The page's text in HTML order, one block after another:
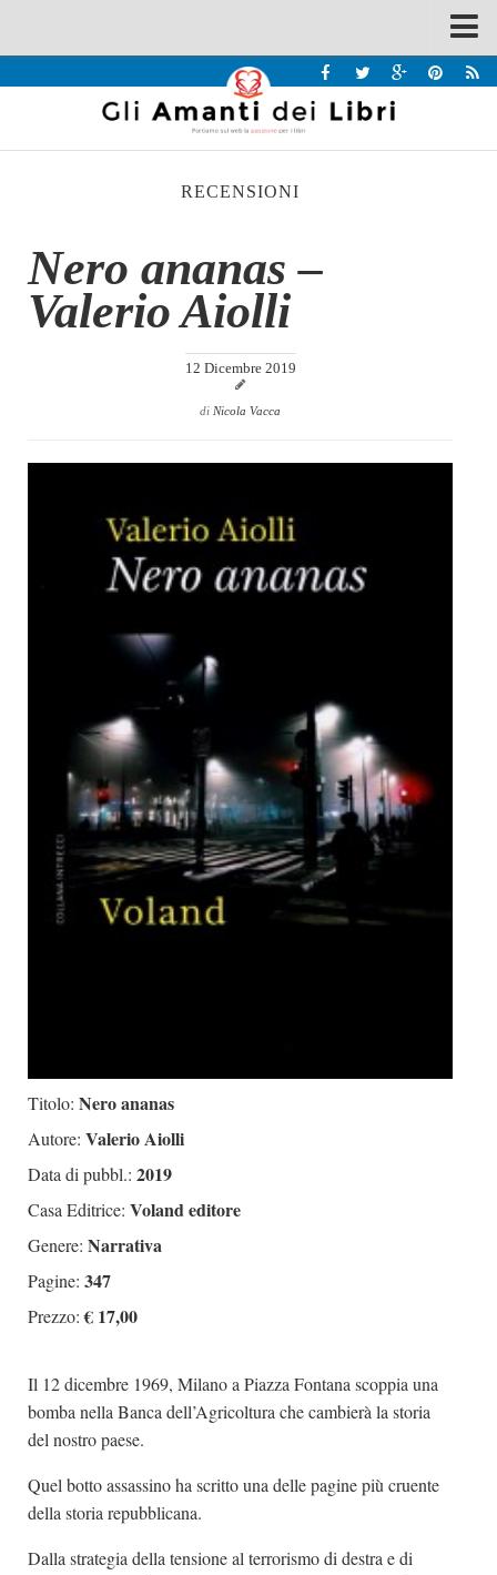
Recensioni
Interviste & Incontri
Chi siamo
Contatti
Dicono di Noi
Rassegna Stampa
Case editrici
Partnership
Giallo Stresa
Premio Chiara
Tabù Festival 2014
A Tutto Volume
RECENSIONI
Nero ananas –
Valerio Aiolli
12 Dicembre 2019
di Nicola Vacca
Titolo: Nero ananas
Autore: Valerio Aiolli
Data di pubbl.: 2019
Casa Editrice: Voland editore
Genere: Narrativa
Pagine: 347
Prezzo:€ 17,00
Il 12 dicembre 1969, Milano a Piazza Fontana scoppia una
bomba nella Banca dell’Agricoltura che cambierà la storia
del nostro paese.
Quel botto assassino ha scritto una delle pagine più cruente
della storia repubblicana.
Dalla strategia della tensione al terrorismo di destra e di